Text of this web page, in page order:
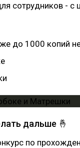
сотрудников - с
до 1000 копий
дальше 🤞
по